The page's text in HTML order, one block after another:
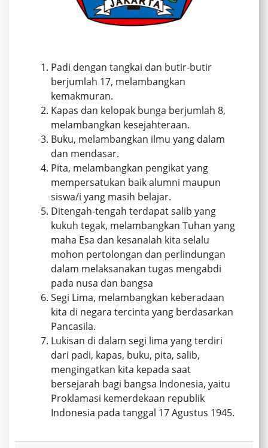
Padi dengan tangkai dan butir-butir
berjumlah 17, melambangkan
kemakmuran.
Kapas dan kelopak bunga berjumlah 8,
melambangkan kesejahteraan.
Buku, melambangkan ilmu yang dalam
dan mendasar.
Pita, melambangkan pengikat yang
mempersatukan baik alumni maupun
siswa/i yang masih belajar.
Ditengah-tengah terdapat salib yang
kukuh tegak, melambangkan Tuhan yang
maha Esa dan kesanalah kita selalu
mohon pertolongan dan perlindungan
dalam melaksanakan tugas mengabdi
pada nusa dan bangsa
Segi Lima, melambangkan keberadaan
kita di negara tercinta yang berdasarkan
Pancasila.
Lukisan di dalam segi lima yang terdiri
dari padi, kapas, buku, pita, salib,
mengingatkan kita kepada saat
bersejarah bagi bangsa Indonesia, yaitu
Proklamasi kemerdekaan republik
Indonesia pada tanggal 17 Agustus 1945.